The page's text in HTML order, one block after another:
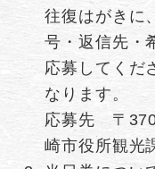
往復はがきに
号・返信先・
応募してくだ
なります。
応募先 〒
崎市役所観光